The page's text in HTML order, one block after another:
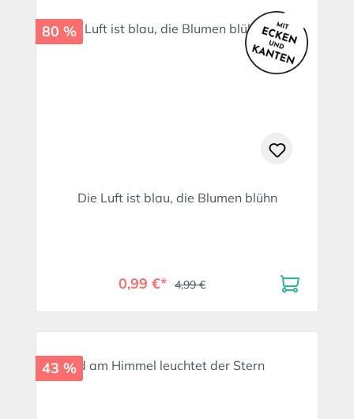
80 %
Die Luft ist blau, die Blumen blühn
0,99 €* 4,99 €
43 %